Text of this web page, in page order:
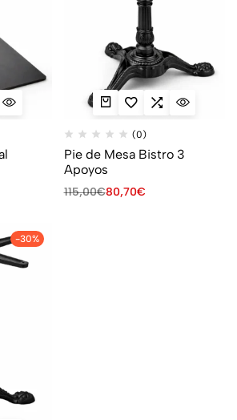
(0)
Pie de Mesa Bistro 3
Apoyos
115,00€80,70€
-30%